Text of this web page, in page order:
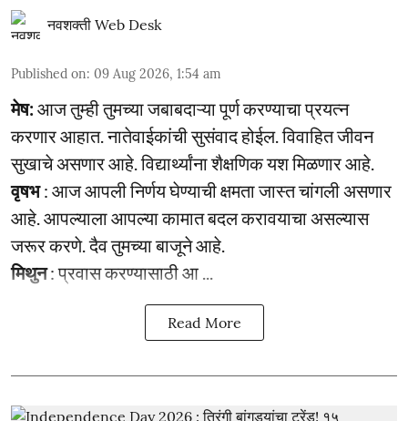
नवशक्ती Web Desk
Published on: 09 Aug 2026, 1:54 am
मेष:आज तुम्ही तुमच्या जबाबदाऱ्या पूर्ण करण्याचा प्रयत्न
करणार आहात. नातेवाईकांची सुसंवाद होईल. विवाहित जीवन
सुखाचे असणार आहे. विद्यार्थ्यांना शैक्षणिक यश मिळणार आहे.
वृषभ: आज आपली निर्णय घेण्याची क्षमता जास्त चांगली असणार
आहे. आपल्याला आपल्या कामात बदल करावयाचा असल्यास
जरूर करणे. दैव तुमच्या बाजूने आहे.
मिथुन: प्रवास करण्यासाठी आ ...
Read More